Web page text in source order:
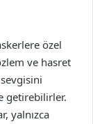
özel
ve hasret
getirebilirler.
yalnızca